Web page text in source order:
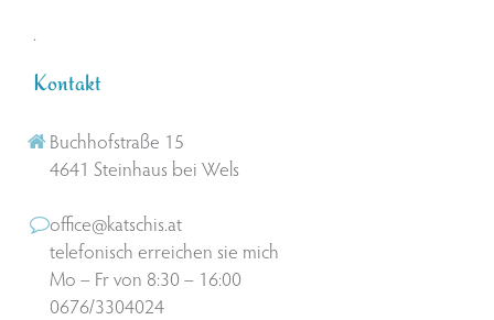
.
Kontakt
Buchhofstraße 15
4641 Steinhaus bei Wels
office@katschis.at
telefonisch erreichen sie mich
Mo – Fr von 8:30 – 16:00
0676/3304024